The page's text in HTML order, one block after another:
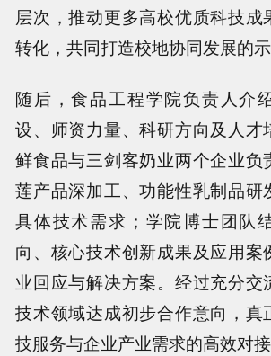
层次，推动更多高校优质科技成
转化，共同打造校地协同发展的示
随后，食品工程学院负责人介
设、师资力量、科研方向及人才
鲜食品与三剑客奶业两个企业负
莲产品深加工、功能性乳制品研
具体技术需求；学院博士团队
向、核心技术创新成果及应用案
业回应与解决方案。经过充分交
技术领域达成初步合作意向，真
技服务与企业产业需求的高效对接